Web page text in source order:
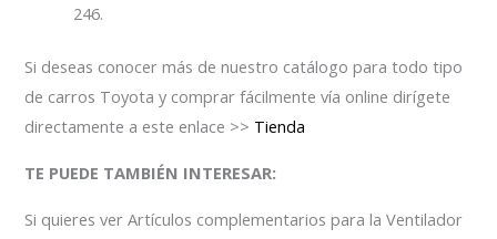
246.
Si deseas conocer más de nuestro catálogo para todo tipo
de carros Toyota y comprar fácilmente vía online dirígete
directamente a este enlace >> Tienda
TE PUEDE TAMBIÉN INTERESAR:
Si quieres ver Artículos complementarios para la Ventilador